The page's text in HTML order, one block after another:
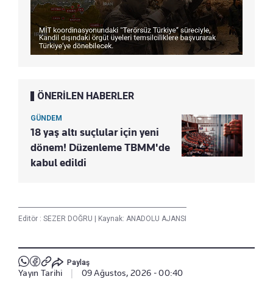
ÖNERİLEN HABERLER
GÜNDEM
18 yaş altı suçlular için yeni
dönem! Düzenleme TBMM'de
kabul edildi
Editör : SEZER DOĞRU Kaynak: ANADOLU AJANSI
Paylaş
Yayın Tarihi 09 Ağustos, 2026 - 00:40